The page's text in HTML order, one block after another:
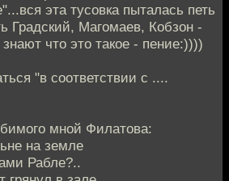
эта тусовка пыталась петь
Градский, Магомаев, Кобзон -
что это такое - пение:))))
"в соответствии с ....
мной Филатова:
на земле
Рабле?..